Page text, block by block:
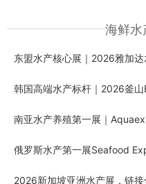
海鲜
东盟水产核心展｜2026雅加
韩国高端水产标杆｜2026釜
南亚水产养殖第一展｜
俄罗斯水产第一展Seafood
2026新加坡亚洲水产展，链